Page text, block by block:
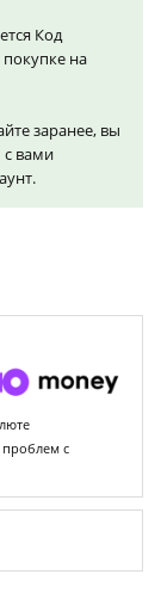
Код
на
заранее, вы
с вами
проблем с